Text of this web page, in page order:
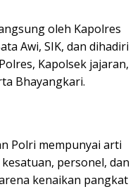
oleh Kapolres
Awi, SIK, dan dihadiri
Kapolsek jajaran,
Bhayangkari.
Polri mempunyai arti
personel, dan
kenaikan pangkat